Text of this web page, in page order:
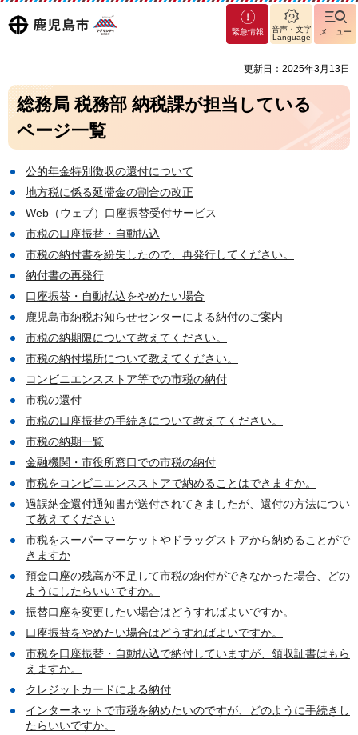
鹿児島
マグ
マシ
緊急情報
音声・文字
Language
メニュー
更新日：2025年3月13日
総務局 税務部 納税課が担当している
ページ一覧
公的年金特別徴収の還付について
地方税に係る延滞金の割合の改正
Web（ウェブ）口座振替受付サービス
市税の口座振替・自動払込
市税の納付書を紛失したので、再発行してください。
納付書の再発行
口座振替・自動払込をやめたい場合
鹿児島市納税お知らせセンターによる納付のご案内
市税の納期限について教えてください。
市税の納付場所について教えてください。
コンビニエンスストア等での市税の納付
市税の還付
市税の口座振替の手続きについて教えてください。
市税の納期一覧
金融機関・市役所窓口での市税の納付
市税をコンビニエンスストアで納めることはできますか。
過誤納金還付通知書が送付されてきましたが、還付の方法につい
て教えてください
市税をスーパーマーケットやドラッグストアから納めることがで
きますか
預金口座の残高が不足して市税の納付ができなかった場合、どの
ようにしたらいいですか。
振替口座を変更したい場合はどうすればよいですか。
口座振替をやめたい場合はどうすればよいですか。
市税を口座振替・自動払込で納付していますが、領収証書はもら
えますか。
クレジットカードによる納付
インターネットで市税を納めたいのですが、どのように手続きし
たらいいですか。